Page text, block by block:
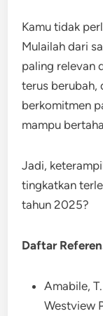
Kamu tidak
Mulailah dari
paling relevan
terus berubah,
berkomitmen
mampu
Jadi,
tingkatkan
tahun 2025?
Daftar
Amabile,
Westview